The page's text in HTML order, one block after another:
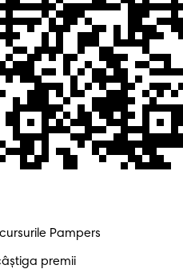
Pampers
premii